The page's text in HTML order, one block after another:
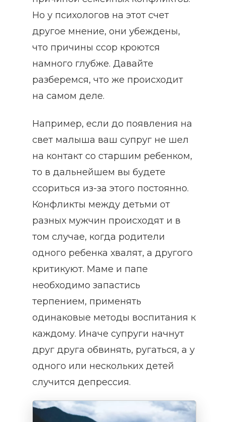
Но у психологов на этот счет
другое мнение, они убеждены,
что причины ссор кроются
намного глубже. Давайте
разберемся, что же происходит
на самом деле.
Например, если до появления на
свет малыша ваш супруг не шел
на контакт со старшим ребенком,
то в дальнейшем вы будете
ссориться из-за этого постоянно.
Конфликты между детьми от
разных мужчин происходят и в
том случае, когда родители
одного ребенка хвалят, а другого
критикуют. Маме и папе
необходимо запастись
терпением, применять
одинаковые методы воспитания к
каждому. Иначе супруги начнут
друг друга обвинять, ругаться, а у
одного или нескольких детей
случится депрессия.